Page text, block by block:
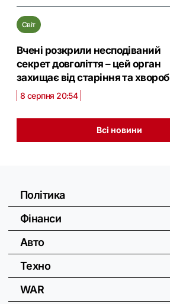
Світ
Вчені розкрили несподіваний
секрет довголіття – цей орган
захищає від старіння та хвороб
8 серпня 20:54
Всі новини
Політика
Фінанси
Авто
Техно
WAR